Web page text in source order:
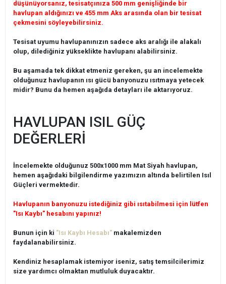
düşünüyorsanız, tesisatçınıza 500 mm genişliğinde bir
havlupan aldığınızı ve 455 mm Aks arasında olan bir tesisat
çekmesini söyleyebilirsiniz.
Tesisat uyumu havlupanınızın sadece aks aralığı ile alakalı
olup, dilediğiniz yükseklikte havlupanı alabilirsiniz.
Bu aşamada tek dikkat etmeniz gereken, şu an incelemekte
olduğunuz havlupanın ısı gücü banyonuzu ısıtmaya yetecek
midir? Bunu da hemen aşağıda detayları ile aktarıyoruz.
HAVLUPAN ISIL GÜÇ
DEĞERLERİ
İncelemekte olduğunuz 500x1000 mm Mat Siyah havlupan,
hemen aşağıdaki bilgilendirme yazımızın altında belirtilen Isıl
Güçleri vermektedir.
Havlupanın banyonuzu istediğiniz gibi ısıtabilmesi için lütfen
"Isı Kaybı" hesabını yapınız!
Bunun için ki "Isı Kaybı Hesabı" makalemizden
faydalanabilirsiniz.
Kendiniz hesaplamak istemiyor iseniz, satış temsilcilerimiz
size yardımcı olmaktan mutluluk duyacaktır.